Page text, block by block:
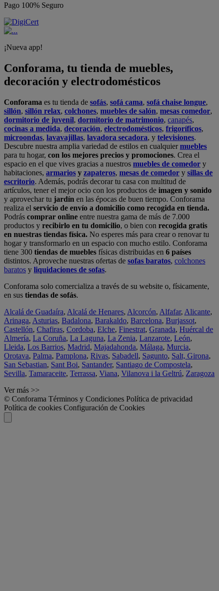
Pago 100% Seguro
¡Nueva app!
Conforama, tu tienda de muebles,
decoración y electrodomésticos
Conforama es tu tienda de sofás, sofá cama, sofá chaise longue,
sillón, sillón relax, colchones, muebles de salón, mesas comedor,
dormitorio de juvenil, dormitorio de matrimonio, canapés,
cocinas a medida, decoración, electrodomésticos, frigoríficos,
microondas, lavavajillas, lavadora secadora, y televisiones.
Descubre nuestra amplia variedad de estilos en cualquiermuebles
para tu hogar, con los mejores precios y promociones. Crea el
espacio en el que vives gracias a nuestros muebles de comedor y
habitaciones, armarios y zapateros, mesas de comedor y sillas de
escritorio. Además, podrás decorar tu casa con multitud de
artículos, tener el mejor ocio con los productos de imagen y sonido
y aprovechar tu jardín en las épocas de buen tiempo. Conforama
realiza el servicio de envío a domicilio como recogida en tienda.
Podrás comprar online entre nuestra gama de más de 7.000
productos y recibirlo en tu domicilio, o bien con recogida gratis
en nuestras tiendas física. No esperes más para crear o renovar tu
hogar y transformarlo en un espacio con mucho estilo. Conforama
tiene 300 tiendas de muebles físicas distribuidas en 6 países
distintos. Aproveche nuestras ofertas de sofas baratos, colchones
baratos y liquidaciones de sofas.
Conforama solo comercializa a través de su website o, físicamente,
en sus tiendas de sofás.
Alcalá de Guadaíra, Alcalá de Henares, Alcorcón, Alfafar, Alicante,
Arinaga, Asturias, Badalona, Barakaldo, Barcelona, Burjassot,
Castellón, Chafiras, Cordoba, Elche, Finestrat, Granada, Huércal de
Almería, La Coruña, La Laguna, La Zenia, Lanzarote, León,
Lleida, Los Barrios, Madrid, Majadahonda, Málaga, Murcia,
Orotava, Palma, Pamplona, Rivas, Sabadell, Sagunto, Salt, Girona,
San Sebastian, Sant Boi, Santander, Santiago de Compostela,
Sevilla, Tamaraceite, Terrassa, Viana, Vilanova i la Geltrú, Zaragoza
Ver más >>
© Conforama Términos y Condiciones Política de privacidad
Política de cookies Configuración de Cookies